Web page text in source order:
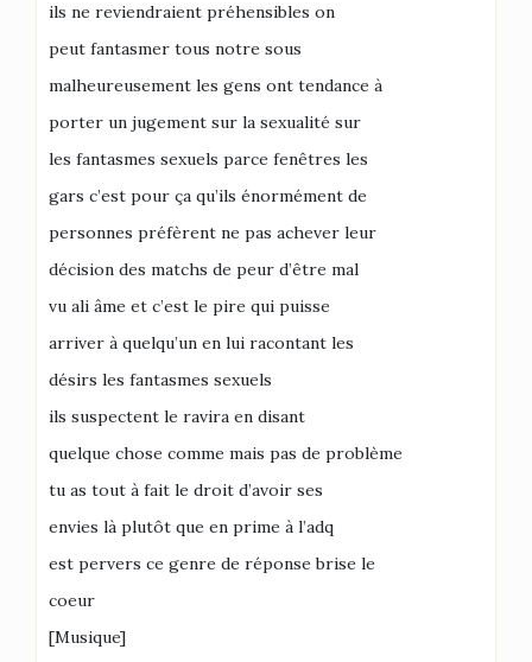
ils ne reviendraient préhensibles on
peut fantasmer tous notre sous
malheureusement les gens ont tendance à
porter un jugement sur la sexualité sur
les fantasmes sexuels parce fenêtres les
gars c’est pour ça qu’ils énormément de
personnes préfèrent ne pas achever leur
décision des matchs de peur d’être mal
vu ali âme et c’est le pire qui puisse
arriver à quelqu’un en lui racontant les
désirs les fantasmes sexuels
ils suspectent le ravira en disant
quelque chose comme mais pas de problème
tu as tout à fait le droit d’avoir ses
envies là plutôt que en prime à l’adq
est pervers ce genre de réponse brise le
coeur
[Musique]